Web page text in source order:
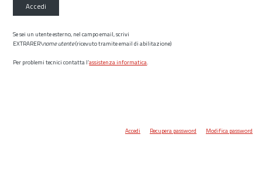
Accedi
Se sei un utente esterno, nel campo email, scrivi
EXTRARER\nome utente(ricevuto tramite email di abilitazione)
Per problemi tecnici contatta l’assistenza informatica.
Accedi Recupera password Modifica password